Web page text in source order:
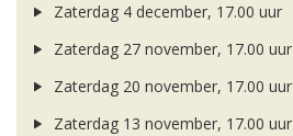
Zaterdag 4 december, 17.00 uur
Zaterdag 27 november, 17.00 uur
Zaterdag 20 november, 17.00 uur
Zaterdag 13 november, 17.00 uur